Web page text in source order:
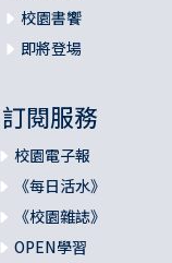
校園書饗
即將登場
訂閱服務
校園電子報
《每日活水》
《校園雜誌》
OPEN學習